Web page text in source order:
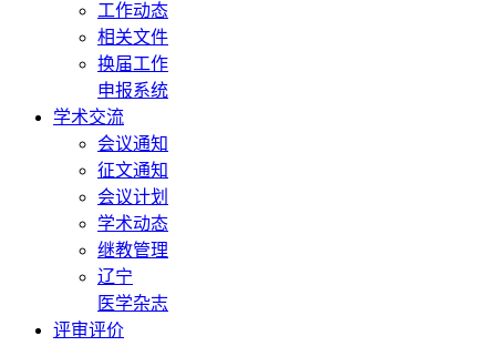
工作动态
相关文件
换届工作
申报系统
学术交流
会议通知
征文通知
会议计划
学术动态
继教管理
辽宁
医学杂志
评审评价